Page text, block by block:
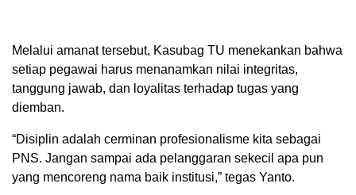
Melalui amanat tersebut, Kasubag TU menekankan bahwa
setiap pegawai harus menanamkan nilai integritas,
tanggung jawab, dan loyalitas terhadap tugas yang
diemban.
“Disiplin adalah cerminan profesionalisme kita sebagai
PNS. Jangan sampai ada pelanggaran sekecil apa pun
yang mencoreng nama baik institusi,” tegas Yanto.